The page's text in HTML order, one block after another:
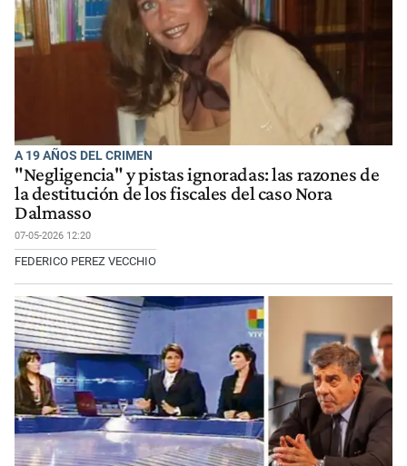
A 19 AÑOS DEL CRIMEN
"Negligencia" y pistas ignoradas: las razones de
la destitución de los fiscales del caso Nora
Dalmasso
07-05-2026 12:20
FEDERICO PEREZ VECCHIO